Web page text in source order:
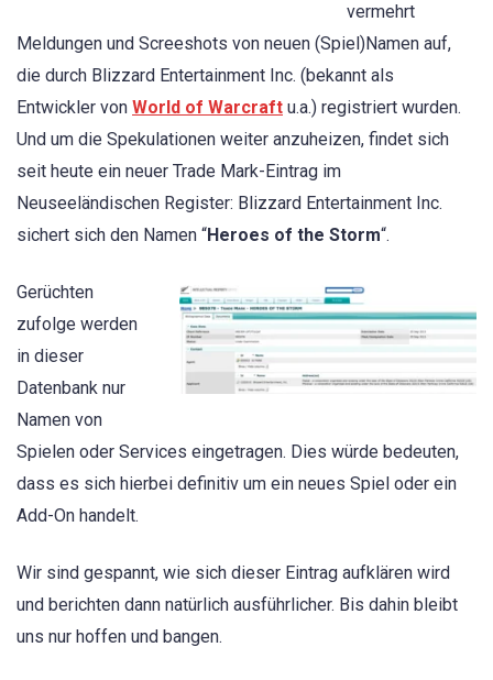
vermehrt
Meldungen und Screeshots von neuen (Spiel)Namen auf,
die durch Blizzard Entertainment Inc. (bekannt als
Entwickler von World of Warcraft u.a.) registriert wurden.
Und um die Spekulationen weiter anzuheizen, findet sich
seit heute ein neuer Trade Mark-Eintrag im
Neuseeländischen Register: Blizzard Entertainment Inc.
sichert sich den Namen “Heroes of the Storm“.
Gerüchten
zufolge werden
in dieser
Datenbank nur
Namen von
Spielen oder Services eingetragen. Dies würde bedeuten,
dass es sich hierbei definitiv um ein neues Spiel oder ein
Add-On handelt.
Wir sind gespannt, wie sich dieser Eintrag aufklären wird
und berichten dann natürlich ausführlicher. Bis dahin bleibt
uns nur hoffen und bangen.